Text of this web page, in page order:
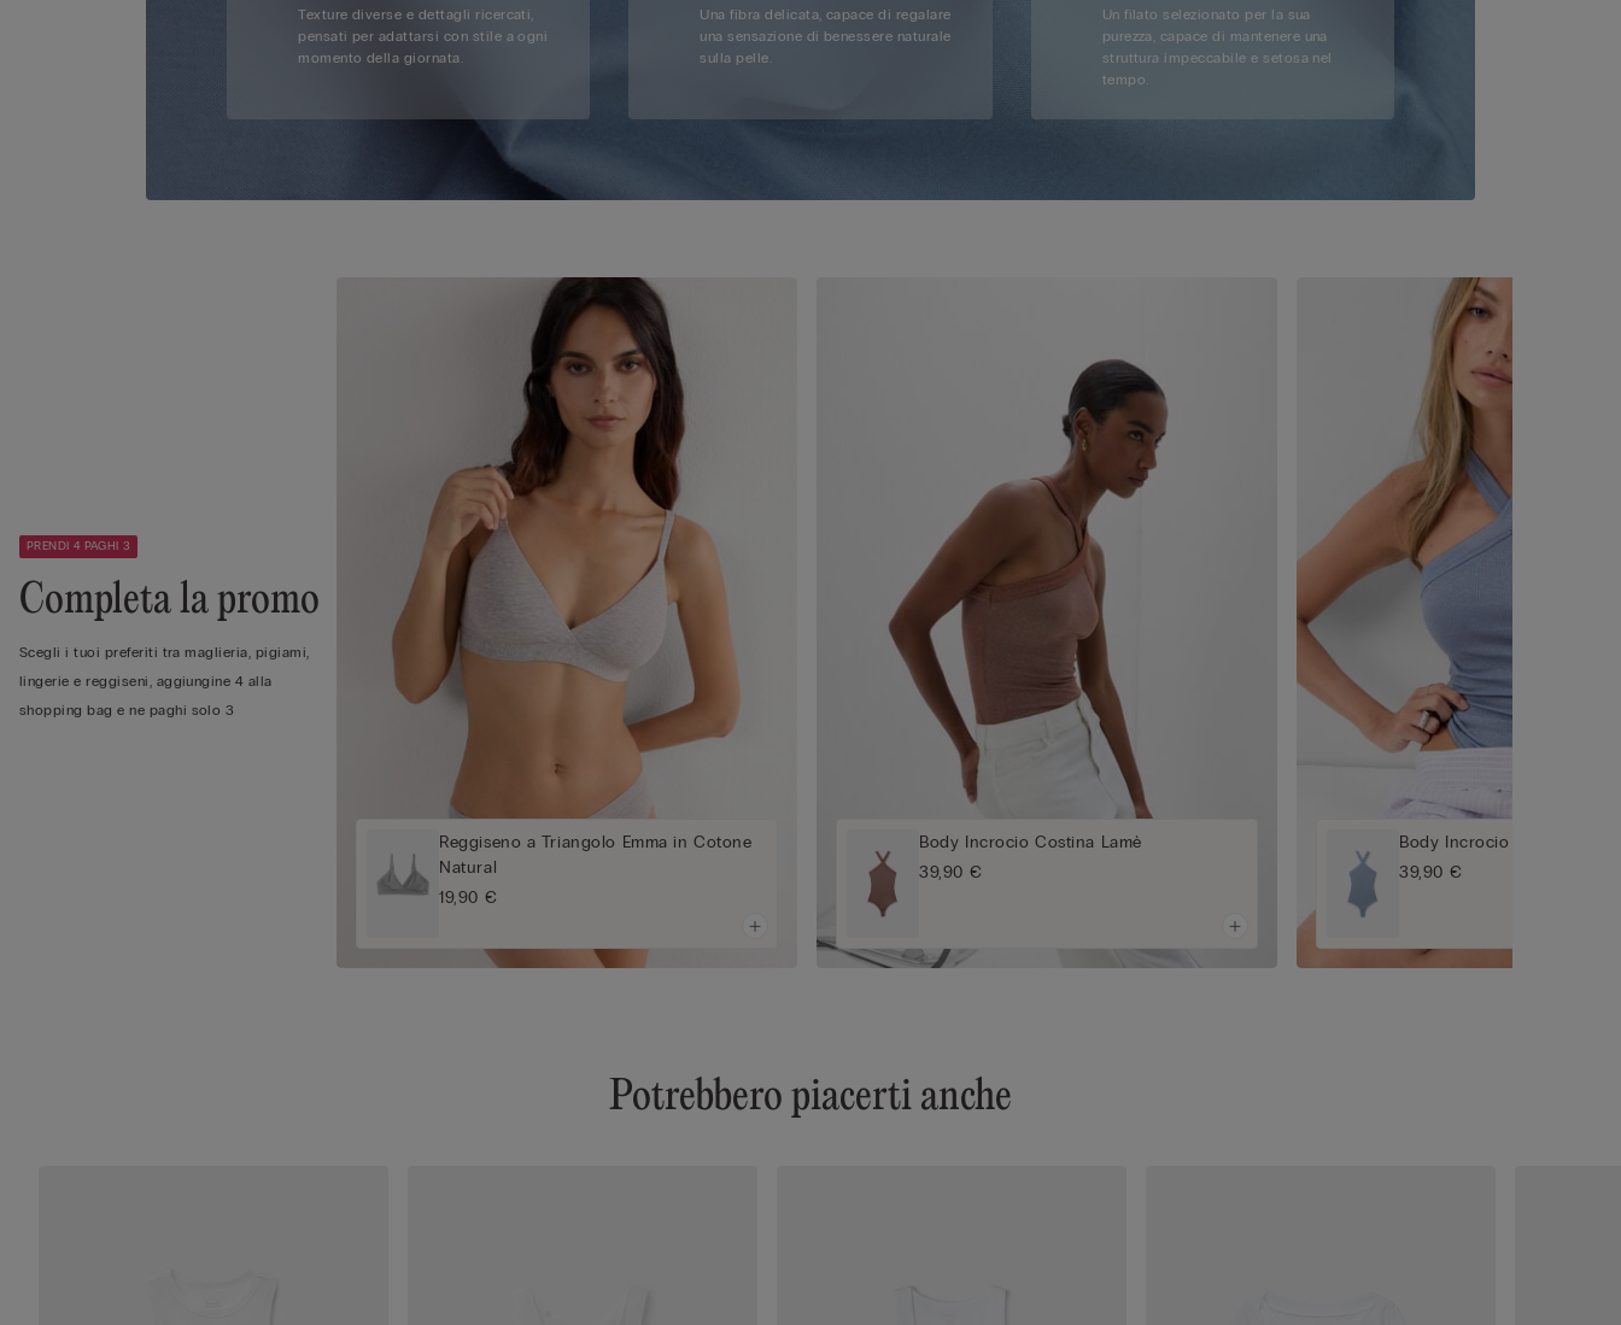
Texture diverse e dettagli ricercati,
pensati per adattarsi con stile a ogni
momento della giornata.
Una fibra delicata, capace di regalare
una sensazione di benessere naturale
sulla pelle.
Un filato selezionato per la sua
purezza, capace di mantenere una
struttura impeccabile e setosa nel
tempo.
PRENDI 4 PAGHI 3
Completa la promo
Scegli i tuoi preferiti tra maglieria, pigiami,
lingerie e reggiseni, aggiungine 4 alla
shopping bag e ne paghi solo 3
Reggiseno a Triangolo Emma in Cotone
Natural
19,90 €
Body Incrocio Costina Lamè
39,90 €
Body Incrocio Costina Lamè
39,90 €
Potrebbero piacerti anche